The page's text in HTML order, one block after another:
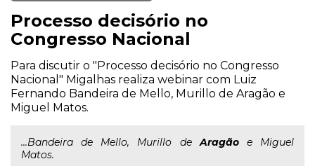
Processo decisório no
Congresso Nacional
Para discutir o "Processo decisório no Congresso
Nacional" Migalhas realiza webinar com Luiz
Fernando Bandeira de Mello, Murillo de Aragão e
Miguel Matos.
...Bandeira de Mello, Murillo deAragãoe Miguel
Matos.